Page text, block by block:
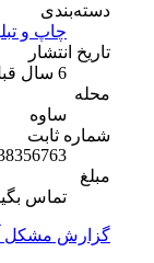
دسته‌بندی
چاپ و تبلیغات
تاریخ انتشار
شماره ثابت
09038356763
تماس بگیرید
گزارش مشکل آگهی